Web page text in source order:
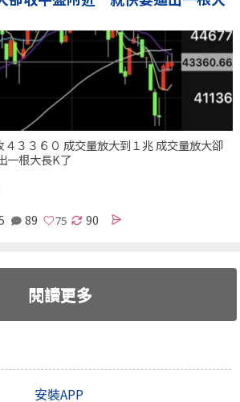
３３６０ 成交量放大到１兆 成交量放大卻
一根大長K了
89 90
閱讀更多
安裝APP